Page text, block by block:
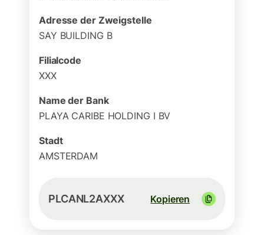
Adresse der Zweigstelle
SAY BUILDING B
Filialcode
XXX
Name der Bank
PLAYA CARIBE HOLDING I BV
Stadt
AMSTERDAM
PLCANL2AXXX Kopieren